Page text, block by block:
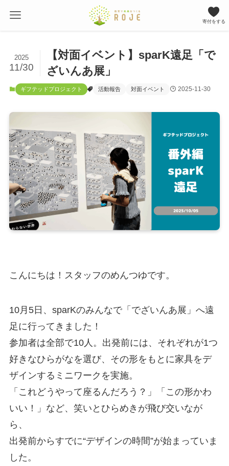
寄付をする
【対面イベント】sparK遠足「で
ざいんあ展」
2025
11/30
ギフテッドプロジェクト 活動報告 対面イベント 2025-11-30
こんにちは！スタッフのめんつゆです。
10月5日、sparKのみんなで「でざいんあ展」へ遠
足に行ってきました！
参加者は全部で10人。出発前には、それぞれが1つ
好きなひらがなを選び、その形をもとに家具をデ
ザインするミニワークを実施。
「これどうやって座るんだろう？」「この形かわ
いい！」など、笑いとひらめきが飛び交いなが
ら、
出発前からすでに“デザインの時間”が始まっていま
した。